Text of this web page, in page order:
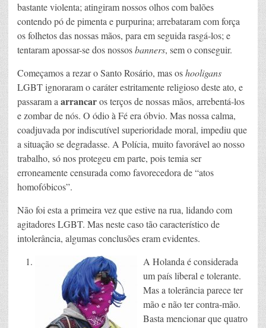
bastante violenta; atingiram nossos olhos com balões
contendo pó de pimenta e purpurina; arrebataram com força
os folhetos das nossas mãos, para em seguida rasgá-los; e
tentaram apossar-se dos nossosbanners, sem o conseguir.
Começamos a rezar o Santo Rosário, mas oshooligans
LGBT ignoraram o caráter estritamente religioso deste ato, e
passaram aarrancaros terços de nossas mãos, arrebentá-los
e zombar de nós. O ódio à Fé era óbvio. Mas nossa calma,
coadjuvada por indiscutível superioridade moral, impediu que
a situação se degradasse. A Polícia, muito favorável ao nosso
trabalho, só nos protegeu em parte, pois temia ser
erroneamente censurada como favorecedora de “atos
homofóbicos”.
Não foi esta a primeira vez que estive na rua, lidando com
agitadores LGBT. Mas neste caso tão característico de
intolerância, algumas conclusões eram evidentes.
A Holanda é considerada
um país liberal e tolerante.
Mas a tolerância parece ter
mão e não ter contra-mão.
Basta mencionar que quatro